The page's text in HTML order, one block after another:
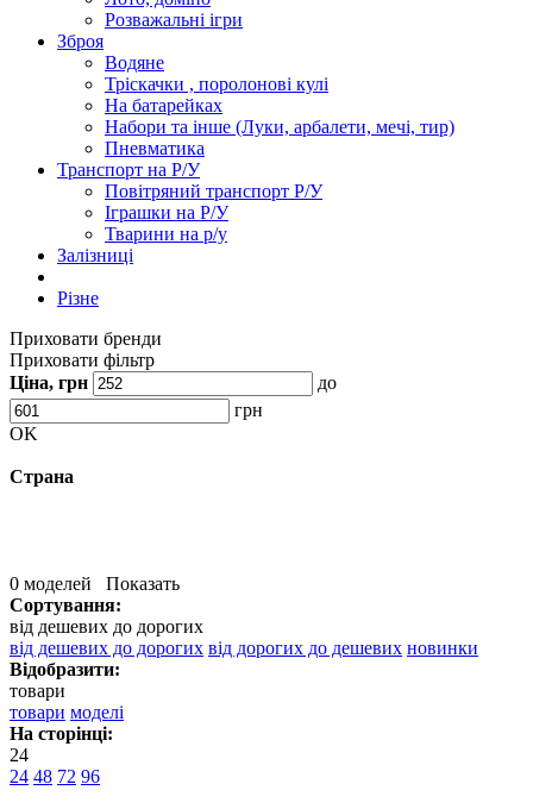
Розважальні ігри
Зброя
Водяне
Тріскачки , поролонові кулі
На батарейках
Набори та інше (Луки, арбалети, мечі, тир)
Пневматика
Транспорт на Р/У
Повітряний транспорт Р/У
Іграшки на Р/У
Тварини на р/у
Залізниці
Різне
Приховати бренди
Приховати фільтр
Ціна, грн
до
грн
OK
Страна
0 моделей
Показать
Сортування:
від дешевих до дорогих
від дешевих до дорогих від дорогих до дешевих новинки
Відобразити:
товари
товари моделі
На сторінці:
24
24 48 72 96